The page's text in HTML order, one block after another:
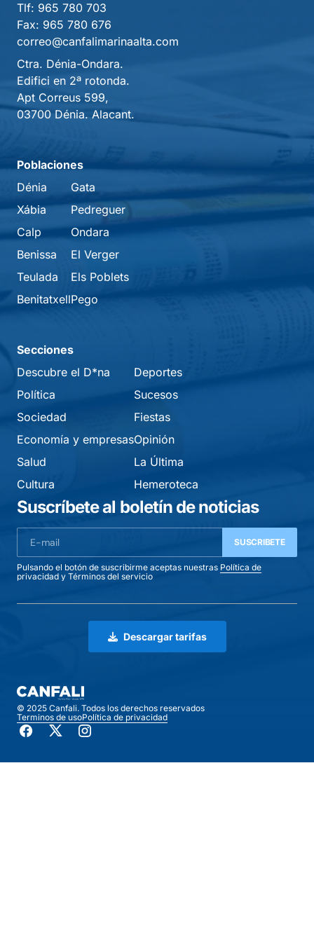
Tlf: 965 780 703
Fax: 965 780 676
correo@canfalimarinaalta.com
Ctra. Dénia-Ondara.
Edifici en 2ª rotonda.
Apt Correus 599,
03700 Dénia. Alacant.
Poblaciones
Dénia
Xábia
Calp
Benissa
Teulada
Benitatxell
Gata
Pedreguer
Ondara
El Verger
Els Poblets
Pego
Secciones
Descubre el D*na
Política
Sociedad
Economía y empresas
Salud
Cultura
Deportes
Sucesos
Fiestas
Opinión
La Última
Hemeroteca
Suscríbete al boletín de noticias
SUSCRIBETE
Pulsando el botón de suscribirme aceptas nuestras Política de
privacidad y Términos del servicio
Descargar tarifas
© 2025 Canfali. Todos los derechos reservados
Terminos de usoPolítica de privacidad